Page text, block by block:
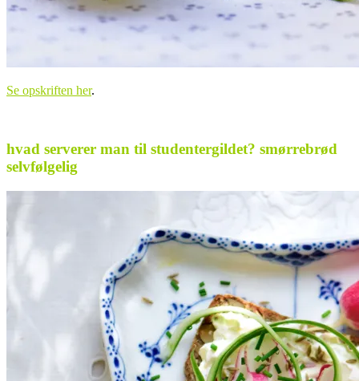
Se opskriften her.
hvad serverer man til studentergildet? smørrebrød
selvfølgelig